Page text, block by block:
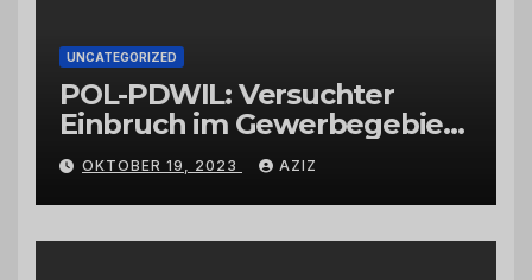
UNCATEGORIZED
POL-PDWIL: Versuchter
Einbruch im Gewerbegebiet
Wittlich
OKTOBER 19, 2023 AZIZ